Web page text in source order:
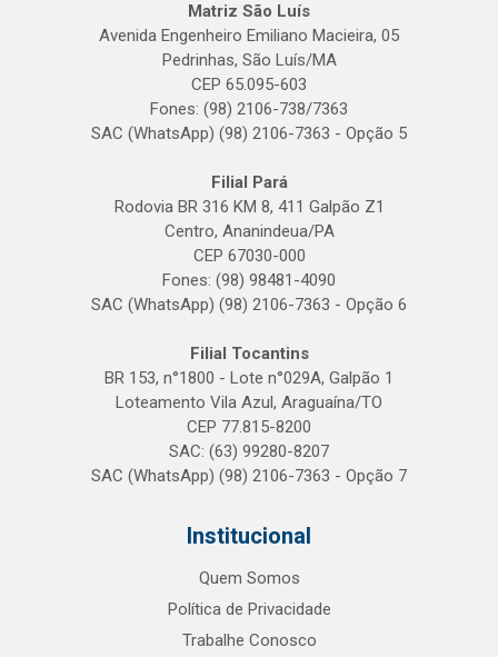
Matriz São Luís
Avenida Engenheiro Emiliano Macieira, 05
Pedrinhas, São Luís/MA
CEP 65.095-603
Fones: (98) 2106-738/7363
SAC (WhatsApp) (98) 2106-7363 - Opção 5
Filial Pará
Rodovia BR 316 KM 8, 411 Galpão Z1
Centro, Ananindeua/PA
CEP 67030-000
Fones: (98) 98481-4090
SAC (WhatsApp) (98) 2106-7363 - Opção 6
Filial Tocantins
BR 153, n°1800 - Lote n°029A, Galpão 1
Loteamento Vila Azul, Araguaína/TO
CEP 77.815-8200
SAC: (63) 99280-8207
SAC (WhatsApp) (98) 2106-7363 - Opção 7
Institucional
Quem Somos
Política de Privacidade
Trabalhe Conosco